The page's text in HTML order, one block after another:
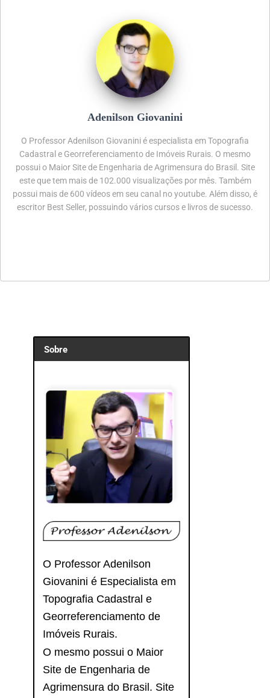
Adenilson Giovanini
O Professor Adenilson Giovanini é especialista em Topografia
Cadastral e Georreferenciamento de Imóveis Rurais. O mesmo
possui o Maior Site de Engenharia de Agrimensura do Brasil. Site
este que tem mais de 102.000 visualizações por mês. Também
possui mais de 600 vídeos em seu canal no youtube. Além disso, é
escritor Best Seller, possuindo vários cursos e livros de sucesso.
Sobre
O Professor Adenilson
Giovanini é Especialista em
Topografia Cadastral e
Georreferenciamento de
Imóveis Rurais.
O mesmo possui o Maior
Site de Engenharia de
Agrimensura do Brasil. Site